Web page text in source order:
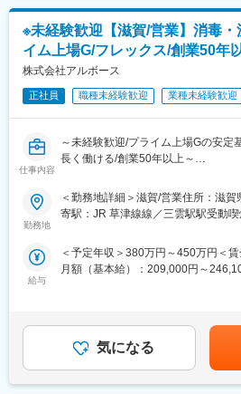
も可能です。
■企業の特徴/魅力
当社は東証プライム上場のグループ
託製造に特化。安定した経営基盤と
す。
■社員インタビューページもご覧く
https://www.kyorin-gfc.co.jp/recruit/
面接回数は選考会の1回を予定して
となる可能性があります。
■業務内容：
学校や病院、官公庁、食品工場など
業務用洗浄剤、消毒剤の製造業務を
品の調合や充填作業ですが、製造ラ
ンスもお任せします。
■業務詳細：
・原料の計量や投入作業
・洗浄剤や石鹸液の調合作業
・調合後の製品の充填、ラベル貼付
＜その他＞
入社後は原料の計量や機械操作、品
ートし、先輩社員のサポートを受け
ていただきます。将来的には品質管
※未経験歓迎【滋賀/営業】消毒
イム上場G/フレックス/創業50年
株式会社アルボース
正社員 職種未経験歓迎 業種未経験歓迎
仕事内容
～未経験歓迎/プライム上場Gの安
長く働ける/創業50年以上～
■業務内容：
手洗石鹸液、除菌、洗浄剤を商材と
す。
単に物を売るのではなく、顧客ニー
営業先は大きく分けると3つあり、
スーパーマーケットのバックヤード
対象とした「食品関連分野」、
学校、官公庁、工場などを対象とす
勤務地
＜勤務地詳細＞滋賀/営業住所：滋
寄駅：JR 草津線線／三雲駅駅受動
給与
＜予定年収＞380万円～450万円＜
月額（基本給）：209,000円～
賞与：年2回■昇給：年1回（4月）
あり、選考を通じて上下する可能性
手当を含めた表記です。
気になる